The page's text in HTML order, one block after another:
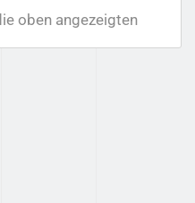
oben angezeigten